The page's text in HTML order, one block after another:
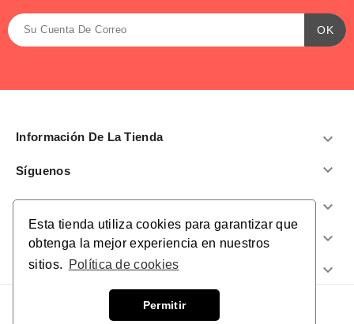
Esta tienda utiliza cookies para garantizar que
obtenga la mejor experiencia en nuestros
sitios.
Política de cookies
Permitir
Información De La Tienda 
Síguenos 
Productos 
Nuestra Empresa 
¿Te Ayudamos? 